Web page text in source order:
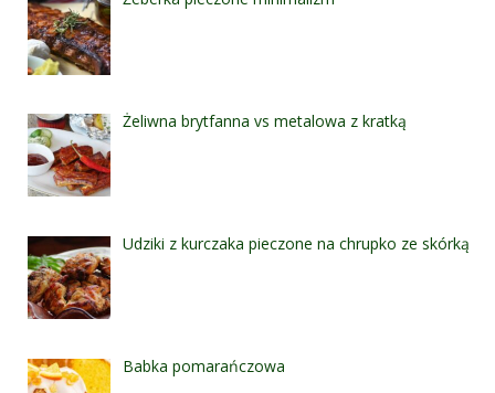
Żeliwna brytfanna vs metalowa z kratką
Udziki z kurczaka pieczone na chrupko ze skórką
Babka pomarańczowa